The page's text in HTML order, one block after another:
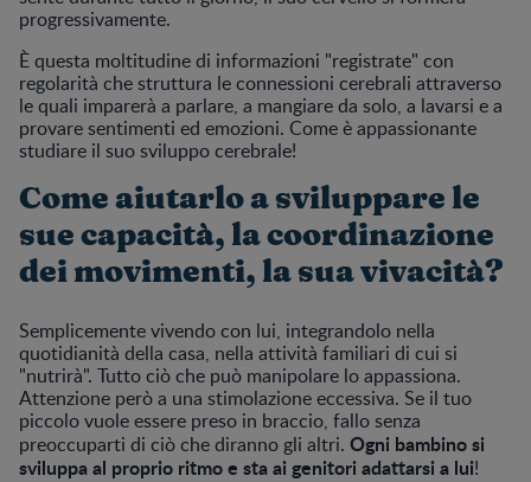
progressivamente.
È questa moltitudine di informazioni "registrate" con
regolarità che struttura le connessioni cerebrali attraverso
le quali imparerà a parlare, a mangiare da solo, a lavarsi e a
provare sentimenti ed emozioni. Come è appassionante
studiare il suo sviluppo cerebrale!
Come aiutarlo a sviluppare le
sue capacità, la coordinazione
dei movimenti, la sua vivacità?
Semplicemente vivendo con lui, integrandolo nella
quotidianità della casa, nella attività familiari di cui si
"nutrirà". Tutto ciò che può manipolare lo appassiona.
Attenzione però a una stimolazione eccessiva. Se il tuo
piccolo vuole essere preso in braccio, fallo senza
preoccuparti di ciò che diranno gli altri. Ogni bambino si
sviluppa al proprio ritmo e sta ai genitori adattarsi a lui!